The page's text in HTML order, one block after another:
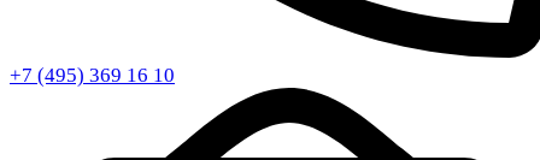
+7 (495) 369 16 10